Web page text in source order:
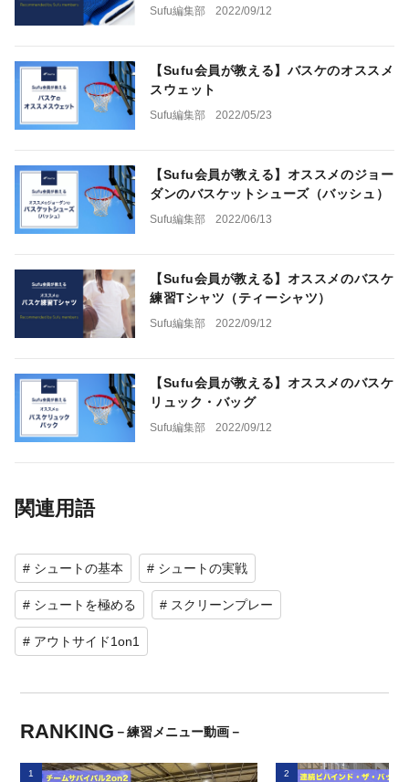
Sufu編集部 2022/09/12
【Sufu会員が教える】バスケのオススメ
スウェット
Sufu編集部 2022/05/23
【Sufu会員が教える】オススメのジョー
ダンのバスケットシューズ（バッシュ）
Sufu編集部 2022/06/13
【Sufu会員が教える】オススメのバスケ
練習Tシャツ（ティーシャツ）
Sufu編集部 2022/09/12
【Sufu会員が教える】オススメのバスケ
リュック・バッグ
Sufu編集部 2022/09/12
関連用語
# シュートの基本 # シュートの実戦
# シュートを極める # スクリーンプレー
# アウトサイド1on1
RANKING －練習メニュー動画－
1 2